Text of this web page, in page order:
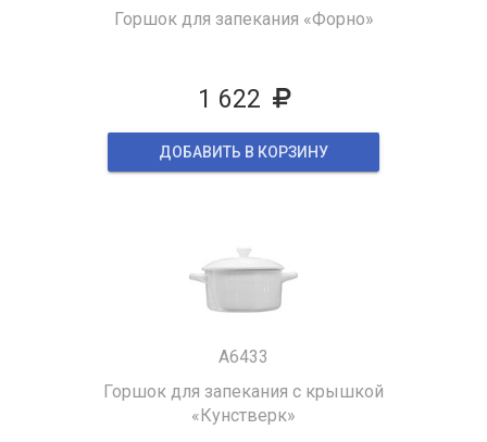
Горшок для запекания «Форно»
1 622
ДОБАВИТЬ В КОРЗИНУ
A6433
Горшок для запекания с крышкой
«Кунстверк»